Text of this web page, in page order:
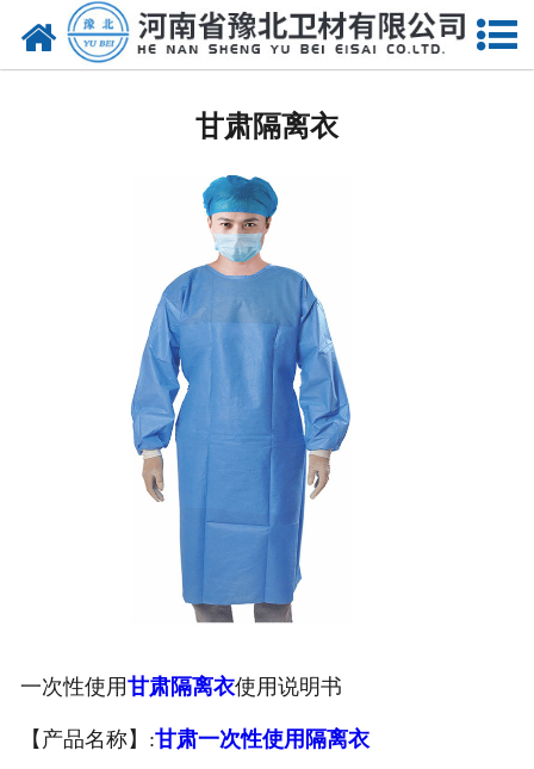
网站首页
甘肃无纺布
甘肃医用棉签
甘肃显影纱布
甘肃医用口罩帽
甘肃医用包类
甘肃医用手套
甘肃医用鞋套
甘肃其他卫材
甘肃隔离衣
一次性使用甘肃隔离衣使用说明书
【产品名称】:甘肃一次性使用隔离衣